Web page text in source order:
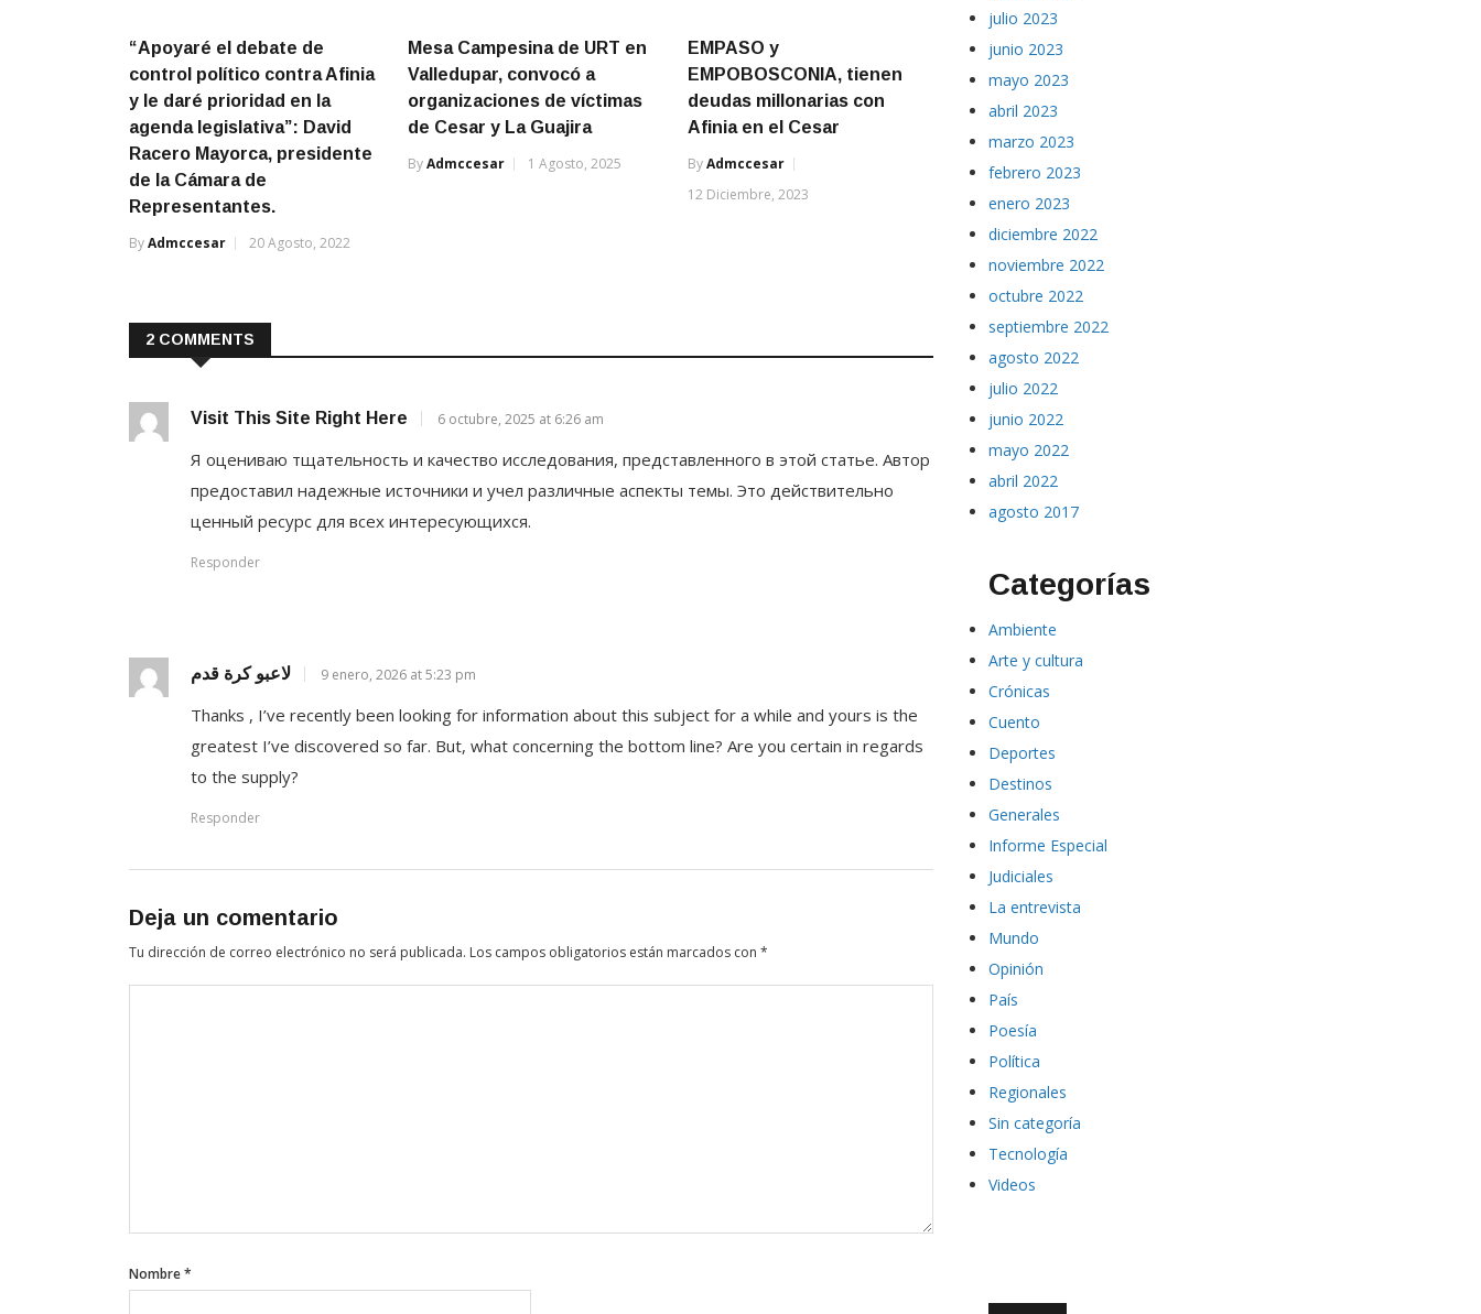
“Apoyaré el debate de
control político contra Afinia
y le daré prioridad en la
agenda legislativa”: David
Racero Mayorca, presidente
de la Cámara de
Representantes.
ByAdmccesar 20 Agosto, 2022
Mesa Campesina de URT en
Valledupar, convocó a
organizaciones de víctimas
de Cesar y La Guajira
ByAdmccesar 1 Agosto, 2025
EMPASO y
EMPOBOSCONIA, tienen
deudas millonarias con
Afinia en el Cesar
ByAdmccesar
12 Diciembre, 2023
2 COMMENTS
Visit This Site Right Here 6 octubre, 2025 at 6:26 am
Я оцениваю тщательность и качество исследования, представленного в этой статье. Автор
предоставил надежные источники и учел различные аспекты темы. Это действительно
ценный ресурс для всех интересующихся.
Responder
لاعبو كرة قدم 9 enero, 2026 at 5:23 pm
Thanks , I’ve recently been looking for information about this subject for a while and yours is the
greatest I’ve discovered so far. But, what concerning the bottom line? Are you certain in regards
to the supply?
Responder
Deja un comentario
Tu dirección de correo electrónico no será publicada. Los campos obligatorios están marcados con *
Nombre*
julio 2023
junio 2023
mayo 2023
abril 2023
marzo 2023
febrero 2023
enero 2023
diciembre 2022
noviembre 2022
octubre 2022
septiembre 2022
agosto 2022
julio 2022
junio 2022
mayo 2022
abril 2022
agosto 2017
Categorías
Ambiente
Arte y cultura
Crónicas
Cuento
Deportes
Destinos
Generales
Informe Especial
Judiciales
La entrevista
Mundo
Opinión
País
Poesía
Política
Regionales
Sin categoría
Tecnología
Videos